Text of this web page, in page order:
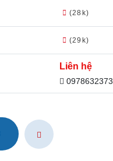
(28k)
(29k)
Liên hệ
0978632373